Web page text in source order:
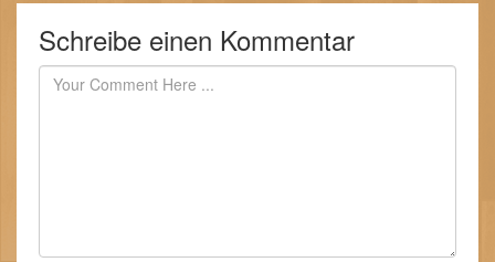
Schreibe einen Kommentar